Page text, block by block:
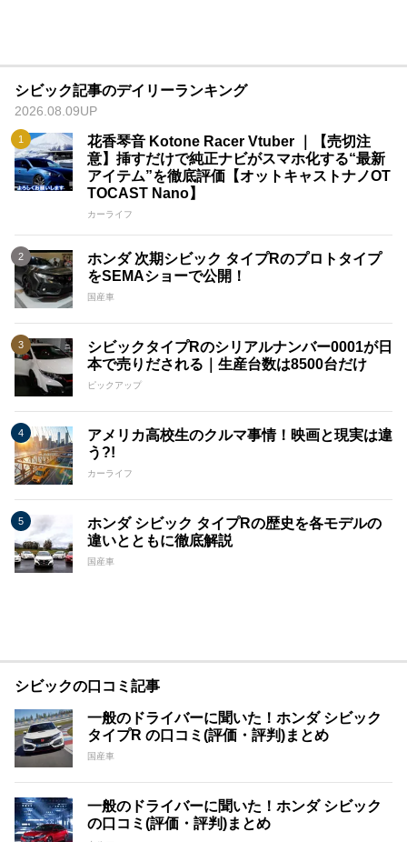
シビック記事のデイリーランキング
2026.08.09UP
花香琴音 Kotone Racer Vtuber ｜【売切注
意】挿すだけで純正ナビがスマホ化する“最新
アイテム”を徹底評価【オットキャストナノOT
TOCAST Nano】
カーライフ
ホンダ 次期シビック タイプRのプロトタイプ
をSEMAショーで公開！
国産車
シビックタイプRのシリアルナンバー0001が日
本で売りだされる｜生産台数は8500台だけ
ピックアップ
アメリカ高校生のクルマ事情！映画と現実は違
う?!
カーライフ
ホンダ シビック タイプRの歴史を各モデルの
違いとともに徹底解説
国産車
シビックの口コミ記事
一般のドライバーに聞いた！ホンダ シビック
タイプR の口コミ(評価・評判)まとめ
国産車
一般のドライバーに聞いた！ホンダ シビック
の口コミ(評価・評判)まとめ